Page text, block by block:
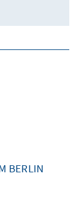
BERLIN